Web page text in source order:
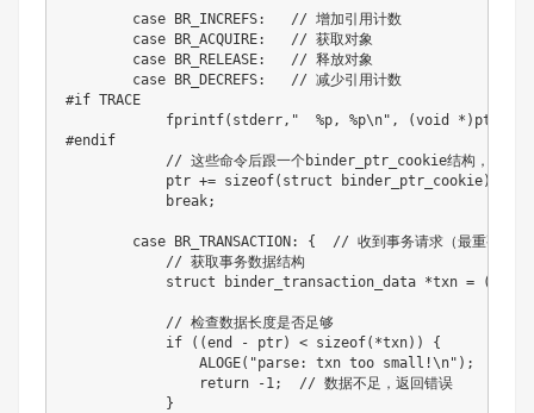
        case BR_INCREFS:   // 增加引用计数
        case BR_ACQUIRE:   // 获取对象
        case BR_RELEASE:   // 释放对象
        case BR_DECREFS:   // 减少引用计数
#if TRACE
fprintf(stderr,"  %p, %p\n", (void *)ptr,
#endif
// 这些命令后跟一个binder_ptr_cookie结构，跳过这
            ptr += sizeof(struct binder_ptr_cookie);
            break;
case BR_TRANSACTION: {  // 收到事务请求（最重要的命
            // 获取事务数据结构
struct binder_transaction_data *txn =
            // 检查数据长度是否足够
            if ((end - ptr) < sizeof(*txn)) {
                ALOGE("parse: txn too small!\n");
                return -1;  // 数据不足，返回错误
            }